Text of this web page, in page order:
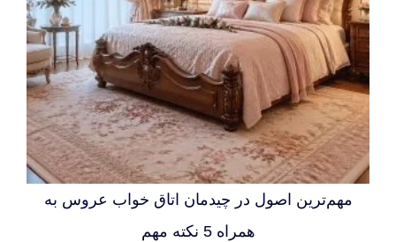
مهم‌ترین اصول در چیدمان اتاق خواب عروس به
همراه 5 نکته مهم